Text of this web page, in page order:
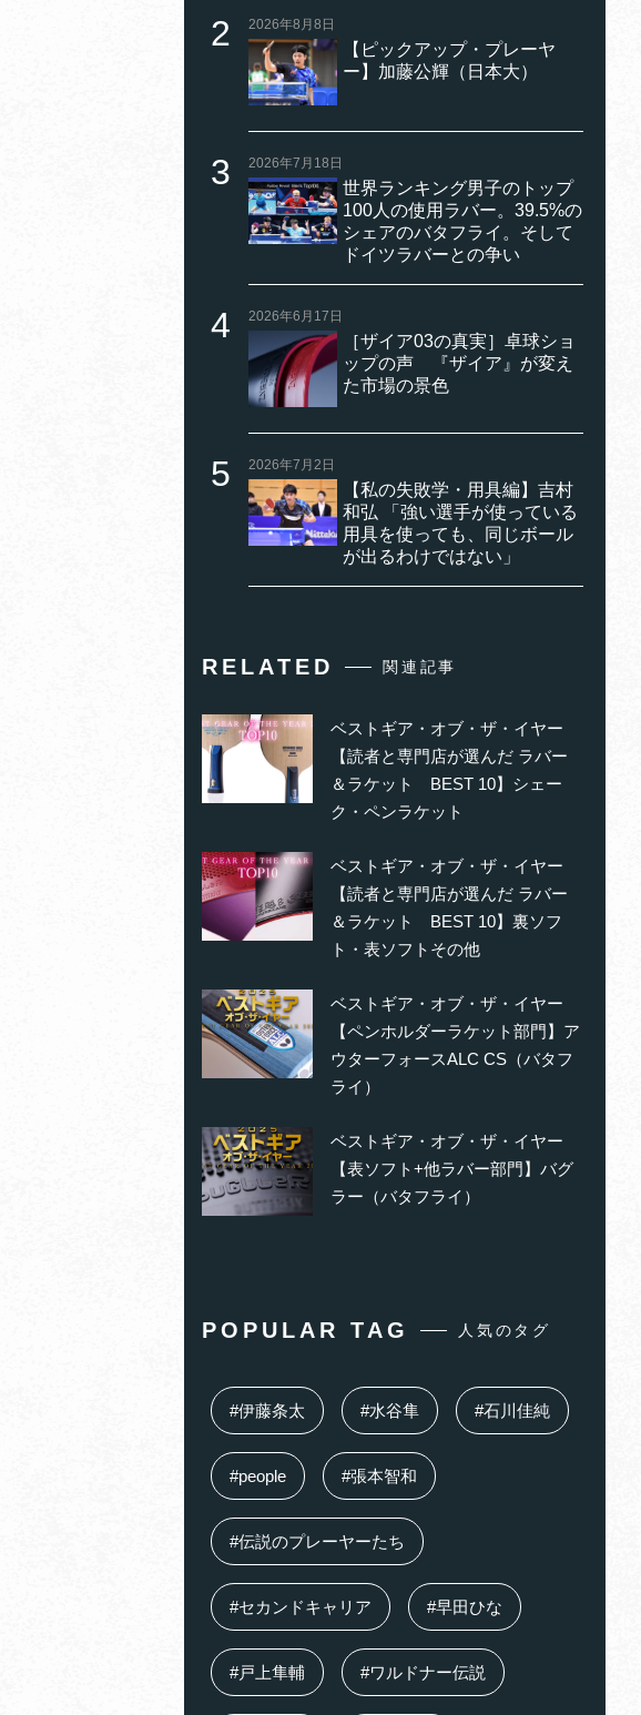
2026年8月8日
【ピックアップ・プレーヤ
ー】加藤公輝（日本大）
2026年7月18日
世界ランキング男子のトップ
100人の使用ラバー。39.5%の
シェアのバタフライ。そして
ドイツラバーとの争い
2026年6月17日
［ザイア03の真実］卓球ショ
ップの声 『ザイア』が変え
た市場の景色
2026年7月2日
【私の失敗学・用具編】吉村
和弘 「強い選手が使っている
用具を使っても、同じボール
が出るわけではない」
RELATED 関連記事
ベストギア・オブ・ザ・イヤー
【読者と専門店が選んだ ラバー
＆ラケット BEST 10】シェー
ク・ペンラケット
ベストギア・オブ・ザ・イヤー
【読者と専門店が選んだ ラバー
＆ラケット BEST 10】裏ソフ
ト・表ソフトその他
ベストギア・オブ・ザ・イヤー
【ペンホルダーラケット部門】ア
ウターフォースALC CS（バタフ
ライ）
ベストギア・オブ・ザ・イヤー
【表ソフト+他ラバー部門】バグ
ラー（バタフライ）
POPULAR TAG 人気のタグ
#伊藤条太 #水谷隼 #石川佳純
#people #張本智和
#伝説のプレーヤーたち
#セカンドキャリア #早田ひな
#戸上隼輔 #ワルドナー伝説